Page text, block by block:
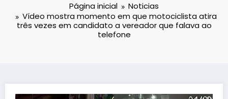
Página inicial
Noticias
Vídeo mostra momento em que motociclista atira
três vezes em candidato a vereador que falava ao
telefone